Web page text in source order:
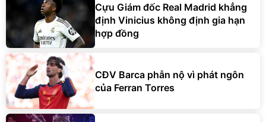
Cựu Giám đốc Real Madrid khẳng
định Vinicius không định gia hạn
hợp đồng
CĐV Barca phẫn nộ vì phát ngôn
của Ferran Torres